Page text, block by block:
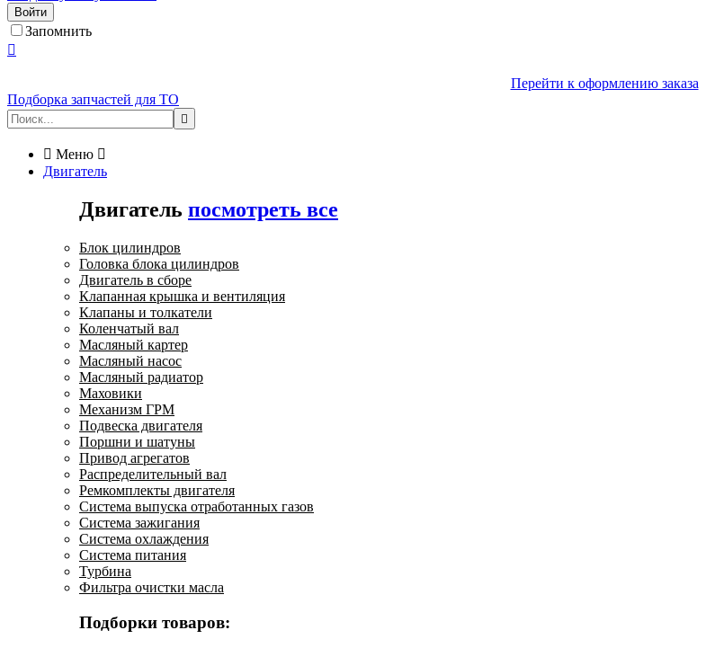
Войти
Запомнить

Перейти к оформлению заказа
Подборка запчастей для ТО

 Меню 
Двигатель
Двигатель посмотреть все
Блок цилиндров
Головка блока цилиндров
Двигатель в сборе
Клапанная крышка и вентиляция
Клапаны и толкатели
Коленчатый вал
Масляный картер
Масляный насос
Масляный радиатор
Маховики
Механизм ГРМ
Подвеска двигателя
Поршни и шатуны
Привод агрегатов
Распределительный вал
Ремкомплекты двигателя
Система выпуска отработанных газов
Система зажигания
Система охлаждения
Система питания
Турбина
Фильтра очистки масла
Подборки товаров: